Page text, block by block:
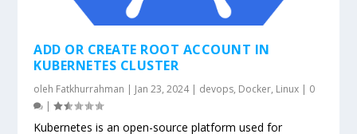
ADD OR CREATE ROOT ACCOUNT IN
KUBERNETES CLUSTER
oleh Fatkhurrahman | Jan 23, 2024| devops, Docker, Linux | 0
|
Kubernetes is an open-source platform used for